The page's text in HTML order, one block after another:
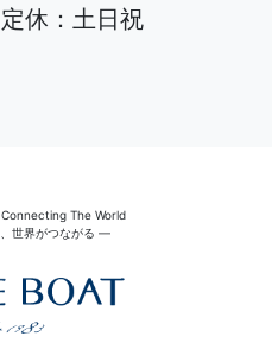
休：土日祝
The World
世界がつながる ―